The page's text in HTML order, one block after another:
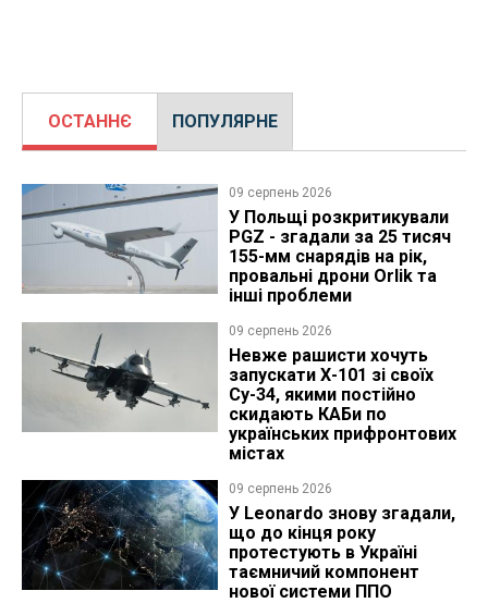
ОСТАННЄ ПОПУЛЯРНЕ
09 серпень 2026
У Польщі розкритикували
PGZ - згадали за 25 тисяч
155-мм снарядів на рік,
провальні дрони Orlik та
інші проблеми
09 серпень 2026
Невже рашисти хочуть
запускати Х-101 зі своїх
Су-34, якими постійно
скидають КАБи по
українських прифронтових
містах
09 серпень 2026
У Leonardo знову згадали,
що до кінця року
протестують в Україні
таємничий компонент
нової системи ППО